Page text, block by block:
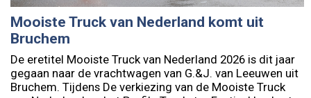
Mooiste Truck van Nederland komt uit
Bruchem
De eretitel Mooiste Truck van Nederland 2026 is dit jaar
gegaan naar de vrachtwagen van G.&J. van Leeuwen uit
Bruchem. Tijdens De verkiezing van de Mooiste Truck